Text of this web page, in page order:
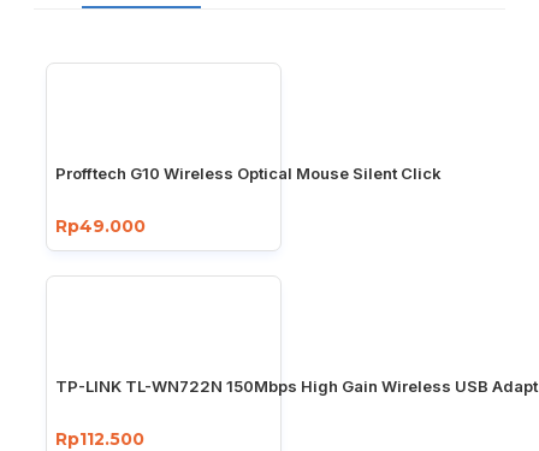
Profftech G10 Wireless Optical Mouse Silent Click
Rp49.000
TP-LINK TL-WN722N 150Mbps High Gain Wireless USB
Rp112.500